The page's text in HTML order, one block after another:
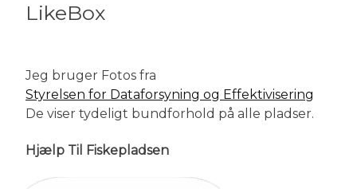
LikeBox
Jeg bruger Fotos fra
Styrelsen for Dataforsyning og Effektivisering
De viser tydeligt bundforhold på alle pladser.
Hjælp Til Fiskepladsen